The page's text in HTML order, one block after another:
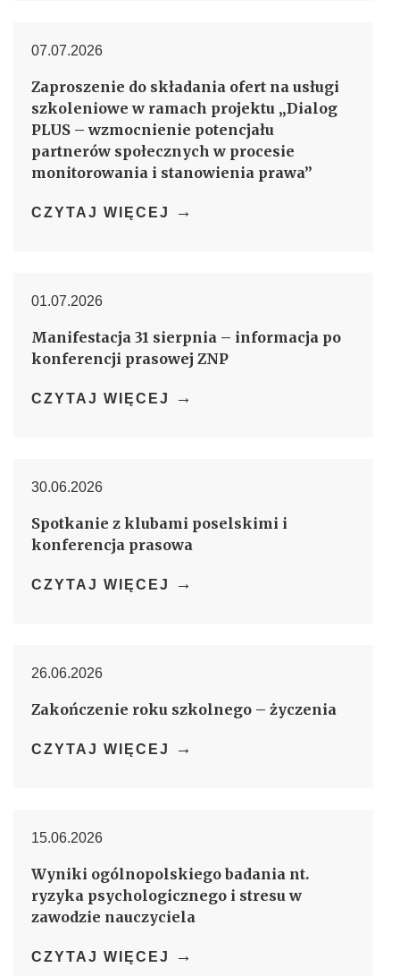
07.07.2026
Zaproszenie do składania ofert na usługi
szkoleniowe w ramach projektu „Dialog
PLUS – wzmocnienie potencjału
partnerów społecznych w procesie
monitorowania i stanowienia prawa”
CZYTAJ WIĘCEJ →
01.07.2026
Manifestacja 31 sierpnia – informacja po
konferencji prasowej ZNP
CZYTAJ WIĘCEJ →
30.06.2026
Spotkanie z klubami poselskimi i
konferencja prasowa
CZYTAJ WIĘCEJ →
26.06.2026
Zakończenie roku szkolnego – życzenia
CZYTAJ WIĘCEJ →
15.06.2026
Wyniki ogólnopolskiego badania nt.
ryzyka psychologicznego i stresu w
zawodzie nauczyciela
CZYTAJ WIĘCEJ →